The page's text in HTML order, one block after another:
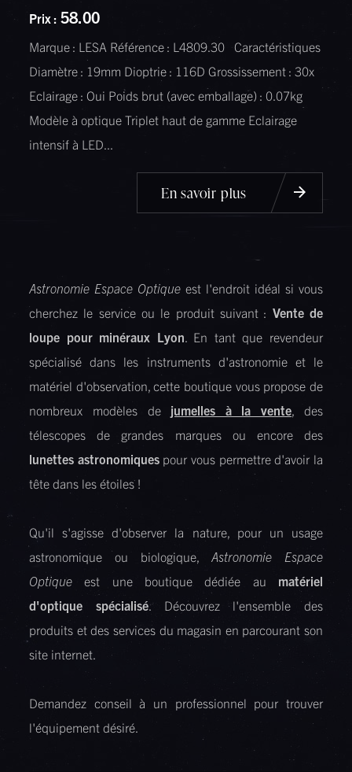
Prix :58.00
Marque : LESA Référence : L4809.30 Caractéristiques
Diamètre : 19mm Dioptrie : 116D Grossissement : 30x
Eclairage : Oui Poids brut (avec emballage) : 0.07kg
Modèle à optique Triplet haut de gamme Eclairage
intensif à LED...
En savoir plus
Astronomie Espace Optique est l'endroit idéal si vous
cherchez le service ou le produit suivant : Vente de
loupe pour minéraux Lyon . En tant que revendeur
spécialisé dans les instruments d'astronomie et le
matériel d'observation, cette boutique vous propose de
nombreux modèles de jumelles à la vente , des
télescopes de grandes marques ou encore des
lunettes astronomiquespour vous permettre d'avoir la
tête dans les étoiles !
Qu'il s'agisse d'observer la nature, pour un usage
astronomique ou biologique, Astronomie Espace
Optique est une boutique dédiée au matériel
d'optique spécialisé. Découvrez l'ensemble des
produits et des services du magasin en parcourant son
site internet.
Demandez conseil à un professionnel pour trouver
l'équipement désiré.